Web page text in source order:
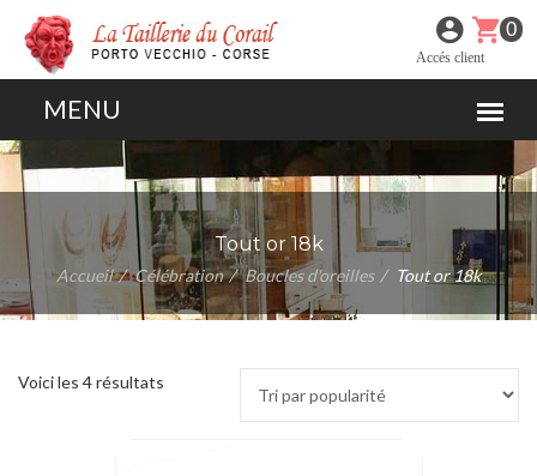
0
Accés client
Tout or 18k
Accueil Célébration Boucles d'oreilles Tout or 18k
Voici les 4 résultats